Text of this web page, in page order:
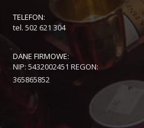
TELEFON:
tel. 502 621 304
DANE FIRMOWE:
NIP: 5432002451 REGON:
365865852